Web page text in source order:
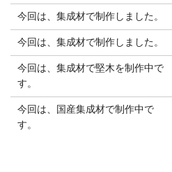
今回は、集成材で制作しました。
今回は、集成材で制作しました。
今回は、集成材で堅木を制作中で
す。
今回は、国産集成材で制作中で
す。